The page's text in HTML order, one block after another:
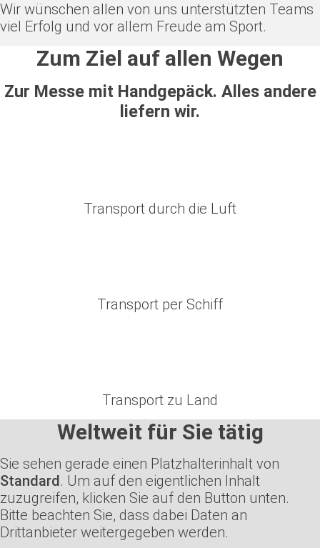
Wir wünschen allen von uns unterstützten Teams
viel Erfolg und vor allem Freude am Sport.
Zum Ziel auf allen Wegen
Zur Messe mit Handgepäck. Alles andere
liefern wir.
Transport durch die Luft
Transport per Schiff
Transport zu Land
Weltweit für Sie tätig
Sie sehen gerade einen Platzhalterinhalt von
Standard . Um auf den eigentlichen Inhalt
zuzugreifen, klicken Sie auf den Button unten.
Bitte beachten Sie, dass dabei Daten an
Drittanbieter weitergegeben werden.